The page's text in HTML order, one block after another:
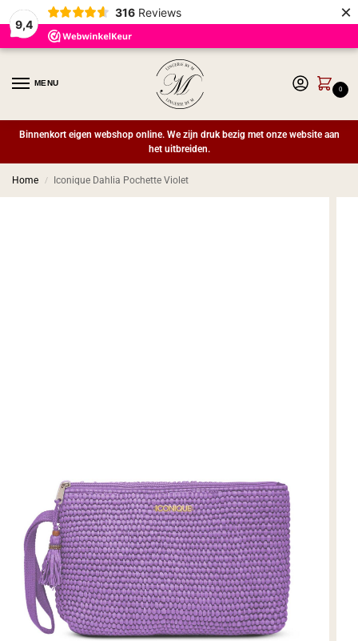
9,4
316 Reviews ×
MENU
0
Binnenkort eigen webshop online. We zijn druk bezig met onze website aan
het uitbreiden.
Home / Iconique Dahlia Pochette Violet